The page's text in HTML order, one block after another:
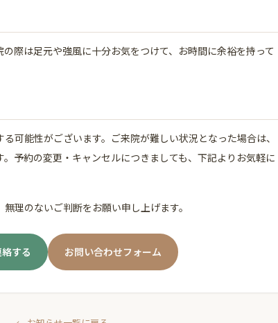
の際は足元や強風に十分お気をつけて、お時間に余裕を持って
可能性がございます。ご来院が難しい状況となった場合は、
予約の変更・キャンセルにつきましても、下記よりお気軽に
理のないご判断をお願い申し上げます。
する お問い合わせフォーム